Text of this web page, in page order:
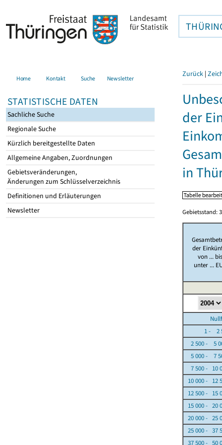
Home Kontakt Suche Newsletter
STATISTISCHE DATEN
Sachliche Suche
Regionale Suche
Kürzlich bereitgestellte Daten
Allgemeine Angaben, Zuordnungen
Gebietsveränderungen,
Änderungen zum Schlüsselverzeichnis
Definitionen und Erläuterungen
Newsletter
Zurück |
der
in
Gebietsstand:
der
von ...
unter ...
1 - 2
2 500 - 5
5 000 - 7
7 500 - 10
10 000 - 12
12 500 - 15
15 000 - 20
20 000 - 25
25 000 - 37
37 500 - 50